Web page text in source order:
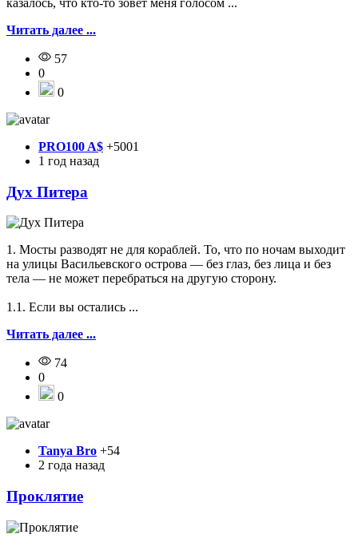
Читать далее ...
57
0
0
PRO100 A$ +5001
1 год назад
Дух Питера
1. Мосты разводят не для кораблей. То, что по ночам выходит
на улицы Васильевского острова — без глаз, без лица и без
тела — не может перебраться на другую сторону.
1.1. Если вы остались ...
Читать далее ...
74
0
0
Tanya Bro +54
2 года назад
Проклятие